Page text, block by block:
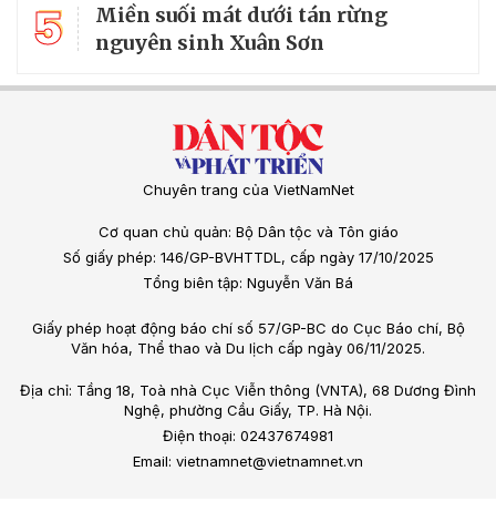
5
Miền suối mát dưới tán rừng
nguyên sinh Xuân Sơn
Chuyên trang của VietNamNet
Cơ quan chủ quản: Bộ Dân tộc và Tôn giáo
Số giấy phép: 146/GP-BVHTTDL, cấp ngày 17/10/2025
Tổng biên tập: Nguyễn Văn Bá
Giấy phép hoạt động báo chí số 57/GP-BC do Cục Báo chí, Bộ
Văn hóa, Thể thao và Du lịch cấp ngày 06/11/2025.
Địa chỉ: Tầng 18, Toà nhà Cục Viễn thông (VNTA), 68 Dương Đình
Nghệ, phường Cầu Giấy, TP. Hà Nội.
Điện thoại: 02437674981
Email: vietnamnet@vietnamnet.vn